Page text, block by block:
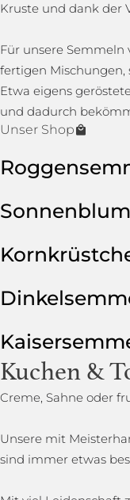
Kruste und dank der
Für unsere
fertigen Mischungen,
Etwa eigens
und dadurch
Unser Shop
Kuchen &
Creme, Sahne oder
Unsere mit
sind immer etwas